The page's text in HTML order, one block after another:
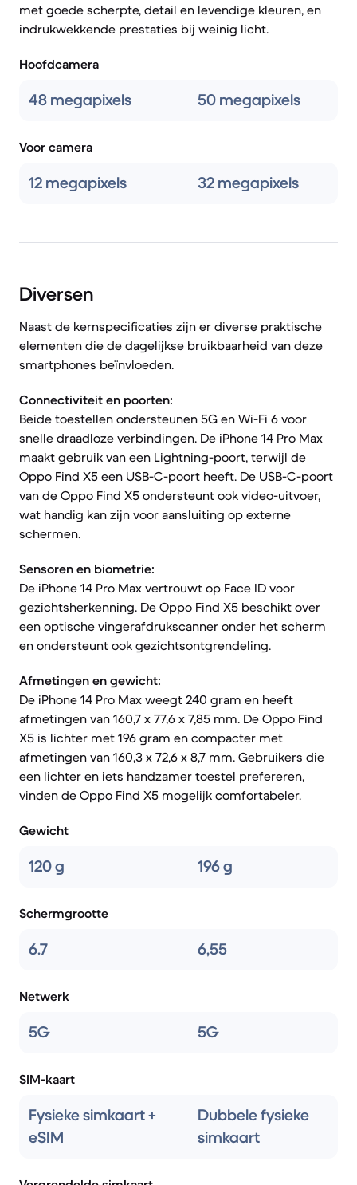
met goede scherpte, detail en levendige kleuren, en
indrukwekkende prestaties bij weinig licht.
Hoofdcamera
48 megapixels 50 megapixels
Voor camera
12 megapixels 32 megapixels
Diversen
Naast de kernspecificaties zijn er diverse praktische
elementen die de dagelijkse bruikbaarheid van deze
smartphones beïnvloeden.
Connectiviteit en poorten:
Beide toestellen ondersteunen 5G en Wi-Fi 6 voor
snelle draadloze verbindingen. De iPhone 14 Pro Max
maakt gebruik van een Lightning-poort, terwijl de
Oppo Find X5 een USB-C-poort heeft. De USB-C-poort
van de Oppo Find X5 ondersteunt ook video-uitvoer,
wat handig kan zijn voor aansluiting op externe
schermen.
Sensoren en biometrie:
De iPhone 14 Pro Max vertrouwt op Face ID voor
gezichtsherkenning. De Oppo Find X5 beschikt over
een optische vingerafdrukscanner onder het scherm
en ondersteunt ook gezichtsontgrendeling.
Afmetingen en gewicht:
De iPhone 14 Pro Max weegt 240 gram en heeft
afmetingen van 160,7 x 77,6 x 7,85 mm. De Oppo Find
X5 is lichter met 196 gram en compacter met
afmetingen van 160,3 x 72,6 x 8,7 mm. Gebruikers die
een lichter en iets handzamer toestel prefereren,
vinden de Oppo Find X5 mogelijk comfortabeler.
Gewicht
120 g 196 g
Schermgrootte
6.7 6,55
Netwerk
5G 5G
SIM-kaart
Fysieke simkaart +
eSIM
Dubbele fysieke
simkaart